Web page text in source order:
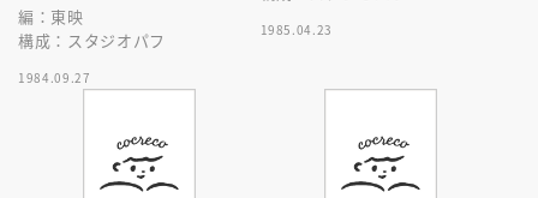
編：東映
構成：スタジオパフ
1984.09.27
1985.04.23